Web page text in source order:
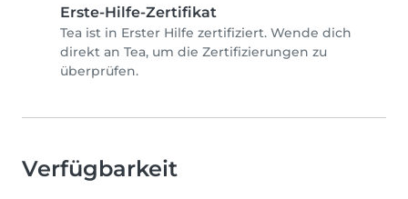
Erste-Hilfe-Zertifikat
Tea ist in Erster Hilfe zertifiziert. Wende dich
direkt an Tea, um die Zertifizierungen zu
überprüfen.
Verfügbarkeit